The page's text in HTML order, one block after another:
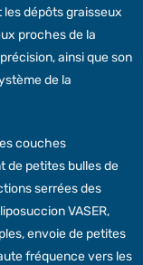
dépôts graisseux
proches de la
ainsi que son
de la
couches
de petites bulles de
serrées des
VASER,
envoie de petites
fréquence vers les